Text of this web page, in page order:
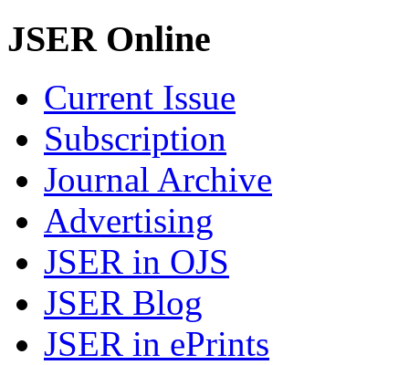
JSER Online
Current Issue
Subscription
Journal Archive
Advertising
JSER in OJS
JSER Blog
JSER in ePrints